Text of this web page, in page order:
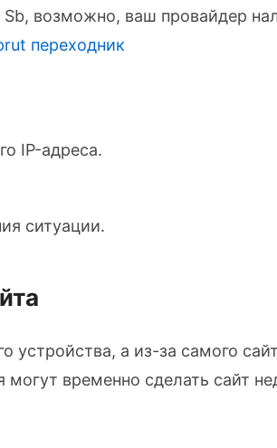
возможно, ваш провайдер
переходник
IP-адреса.
ситуации.
а из-за самого
временно сделать сайт